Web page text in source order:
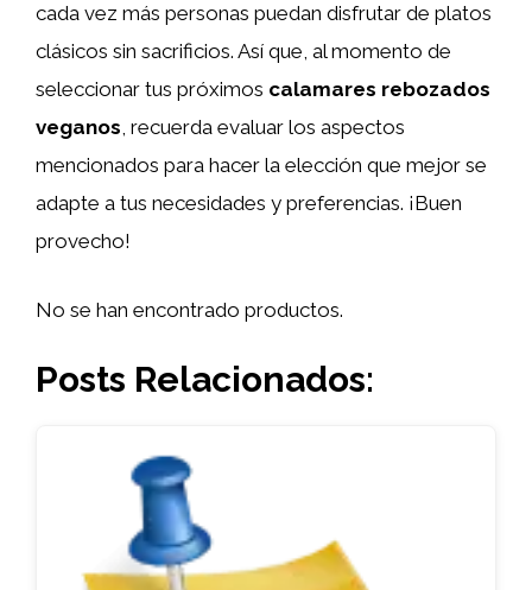
cada vez más personas puedan disfrutar de platos
clásicos sin sacrificios. Así que, al momento de
seleccionar tus próximos calamares rebozados
veganos, recuerda evaluar los aspectos
mencionados para hacer la elección que mejor se
adapte a tus necesidades y preferencias. ¡Buen
provecho!
No se han encontrado productos.
Posts Relacionados: